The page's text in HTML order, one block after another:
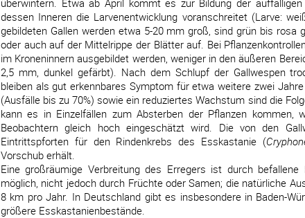
überwintern. Etwa ab April kommt es zur Bildung der
dessen Inneren die Larvenentwicklung voranschreitet (Larve:
gebildeten Gallen werden etwa 5-20 mm groß, sind grün bis rosa
oder auch auf der Mittelrippe der Blätter auf. Bei
im Kroneninnern ausgebildet werden, weniger in den äußeren
2,5 mm, dunkel gefärbt). Nach dem Schlupf der Gallwespen
bleiben als gut erkennbares Symptom für etwa weitere zwei
(Ausfälle bis zu 70%) sowie ein reduziertes Wachstum sind die
kann es in Einzelfällen zum Absterben der Pflanzen kommen,
Beobachtern gleich hoch eingeschätzt wird. Die von den
Eintrittspforten für den Rindenkrebs des Esskastanie (
Vorschub erhält.
Eine großräumige Verbreitung des Erregers ist durch
möglich, nicht jedoch durch Früchte oder Samen; die natürliche
8 km pro Jahr. In Deutschland gibt es insbesondere in Baden-
größere Esskastanienbestände.